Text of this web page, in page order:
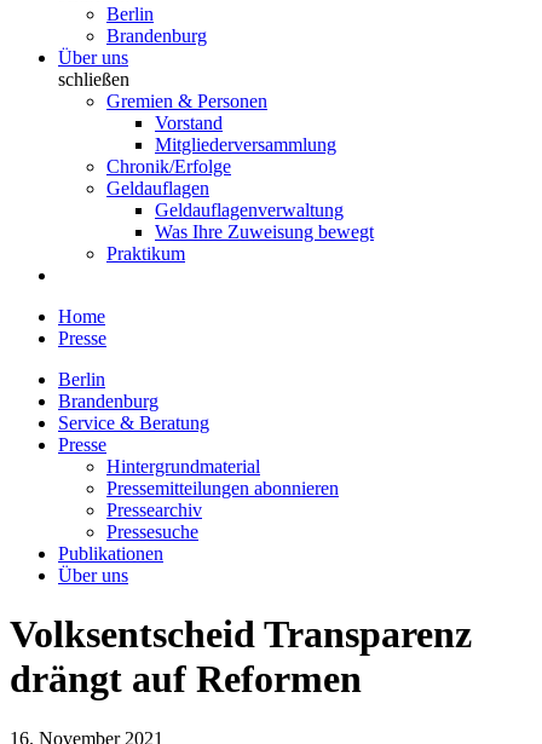
Berlin
Brandenburg
Über uns
schließen
Gremien & Personen
Vorstand
Mitgliederversammlung
Chronik/Erfolge
Geldauflagen
Geldauflagenverwaltung
Was Ihre Zuweisung bewegt
Praktikum
Home
Presse
Berlin
Brandenburg
Service & Beratung
Presse
Hintergrundmaterial
Pressemitteilungen abonnieren
Pressearchiv
Pressesuche
Publikationen
Über uns
Volksentscheid Transparenz
drängt auf Reformen
16. November 2021